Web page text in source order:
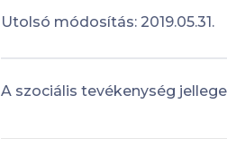
Utolsó módosítás: 2019.05.31.
A szociális tevékenység jellege